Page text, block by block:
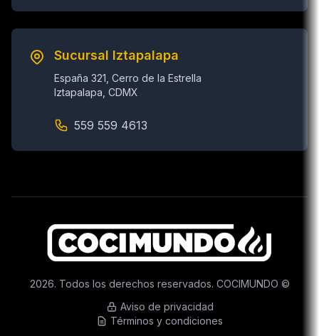
Sucursal Iztapalapa
España 321, Cerro de la Estrella
Iztapalapa, CDMX
559 559 4613
2026. Todos los derechos reservados. COCIMUNDO ©
Aviso de privacidad
Términos y condiciones